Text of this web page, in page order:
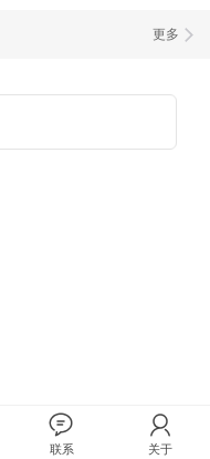
更多
联系 关于